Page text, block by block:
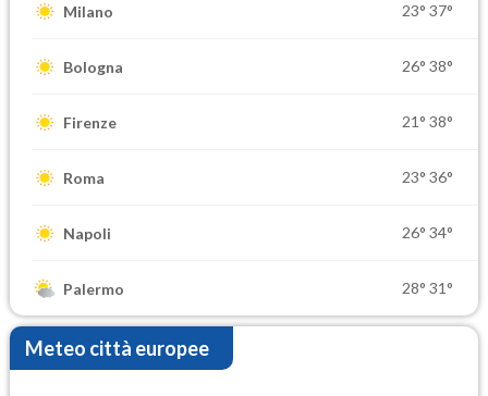
Milano 23° 37°
Bologna 26° 38°
Firenze 21° 38°
Roma 23° 36°
Napoli 26° 34°
Palermo 28° 31°
Meteo città europee